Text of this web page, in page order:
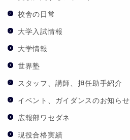
校舎の日常
大学入試情報
大学情報
世界塾
スタッフ、講師、担任助手紹介
イベント、ガイダンスのお知らせ
広報部ワセダネ
現役合格実績